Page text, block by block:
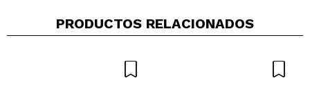
PRODUCTOS RELACIONADOS